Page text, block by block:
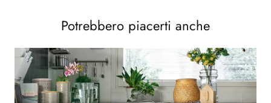
Potrebbero piacerti anche